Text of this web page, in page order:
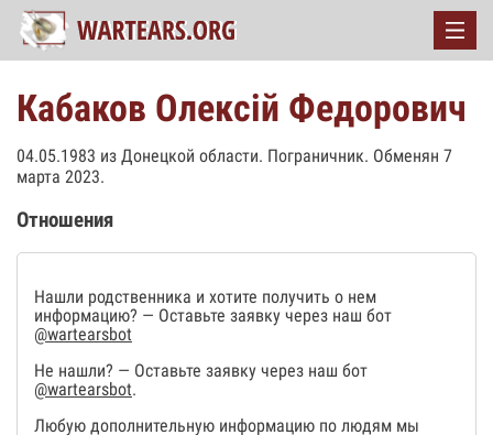
Кабаков Олексій Федорович
04.05.1983 из Донецкой области. Пограничник. Обменян 7
марта 2023.
Отношения
Нашли родственника и хотите получить о нем
информацию? — Оставьте заявку через наш бот
@wartearsbot
Не нашли? — Оставьте заявку через наш бот
@wartearsbot.
Любую дополнительную информацию по людям мы